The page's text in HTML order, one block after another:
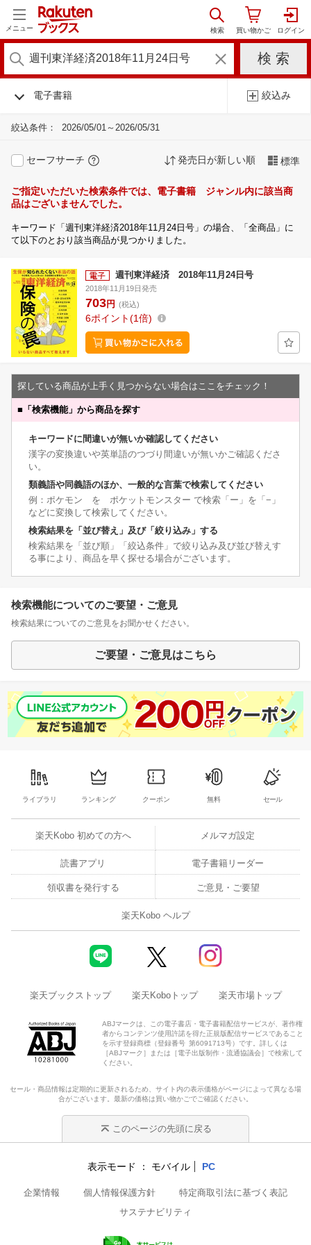
メニュー
電子書籍 絞込み
絞込条件： 2026/05/01～2026/05/31
セーフサーチ 発売日が新しい順 標準
ご指定いただいた検索条件では、電子書籍 ジャンル内に該当商
品はございませんでした。
キーワード「週刊東洋経済2018年11月24日号」の場合、「全商品」に
て以下のとおり該当商品が見つかりました。
週刊東洋経済 2018年11月24日号
2018年11月19日発売
703円 (税込)
6ポイント 1倍
探している商品が上手く見つからない場合はここをチェック！
■ 「検索機能」から商品を探す
キーワードに間違いが無いか確認してください
漢字の変換違いや英単語のつづり間違いが無いかご確認くださ
い。
類義語や同義語のほか、一般的な言葉で検索してください
例：ポケモン を ポケットモンスター で検索「ー」を「−」
などに変換して検索してください。
検索結果を「並び替え」及び「絞り込み」する
検索結果を「並び順」「絞込条件」で絞り込み及び並び替えす
る事により、商品を早く探せる場合がございます。
検索機能についてのご要望・ご意見
検索結果についてのご意見をお聞かせください。
ご要望・ご意見はこちら
ライブラリ ランキング クーポン 無料 セール
楽天Kobo 初めての方へ メルマガ設定
読書アプリ 電子書籍リーダー
領収書を発行する ご意見・ご要望
楽天Kobo ヘルプ
楽天ブックストップ 楽天Koboトップ 楽天市場トップ
ABJマークは、この電子書店・電子書籍配信サービスが、著作権
者からコンテンツ使用許諾を得た正規版配信サービスであること
を示す登録商標（登録番号 第6091713号）です。詳しくは
［ABJマーク］または［電子出版制作・流通協議会］で検索して
ください。
セール・商品情報は定期的に更新されるため、サイト内の表示価格がページによって異なる場
合がございます。最新の価格は買い物かごでご確認ください。
このページの先頭に戻る
表示モード モバイル PC
企業情報 個人情報保護方針
特定商取引法に基づく表記
サステナビリティ